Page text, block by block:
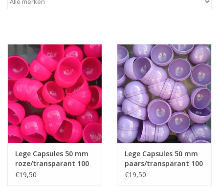
Koopjeshoek
Speelgoedautomaten
Speelgoedpakketten
Gevulde capsules & mixen
32/35 mm
Klein speelgoed
Snoep / kauwgomballen
Lege Capsules 50 mm
roze/transparant 100
stuks
€19,50
Lege Capsules 50 mm
paars/transparant 100
stuks
€19,50